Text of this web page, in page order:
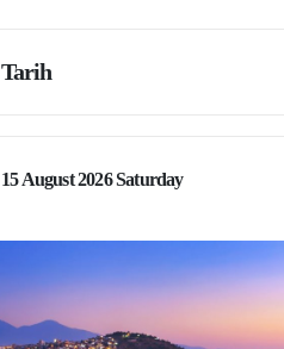
Tarih
15 August 2026 Saturday